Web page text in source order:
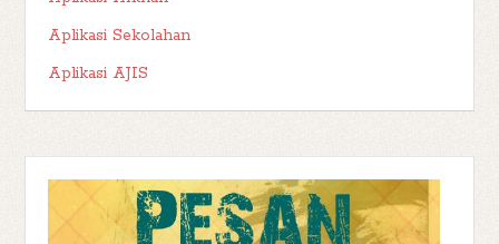
Aplikasi Sekolahan
Aplikasi AJIS